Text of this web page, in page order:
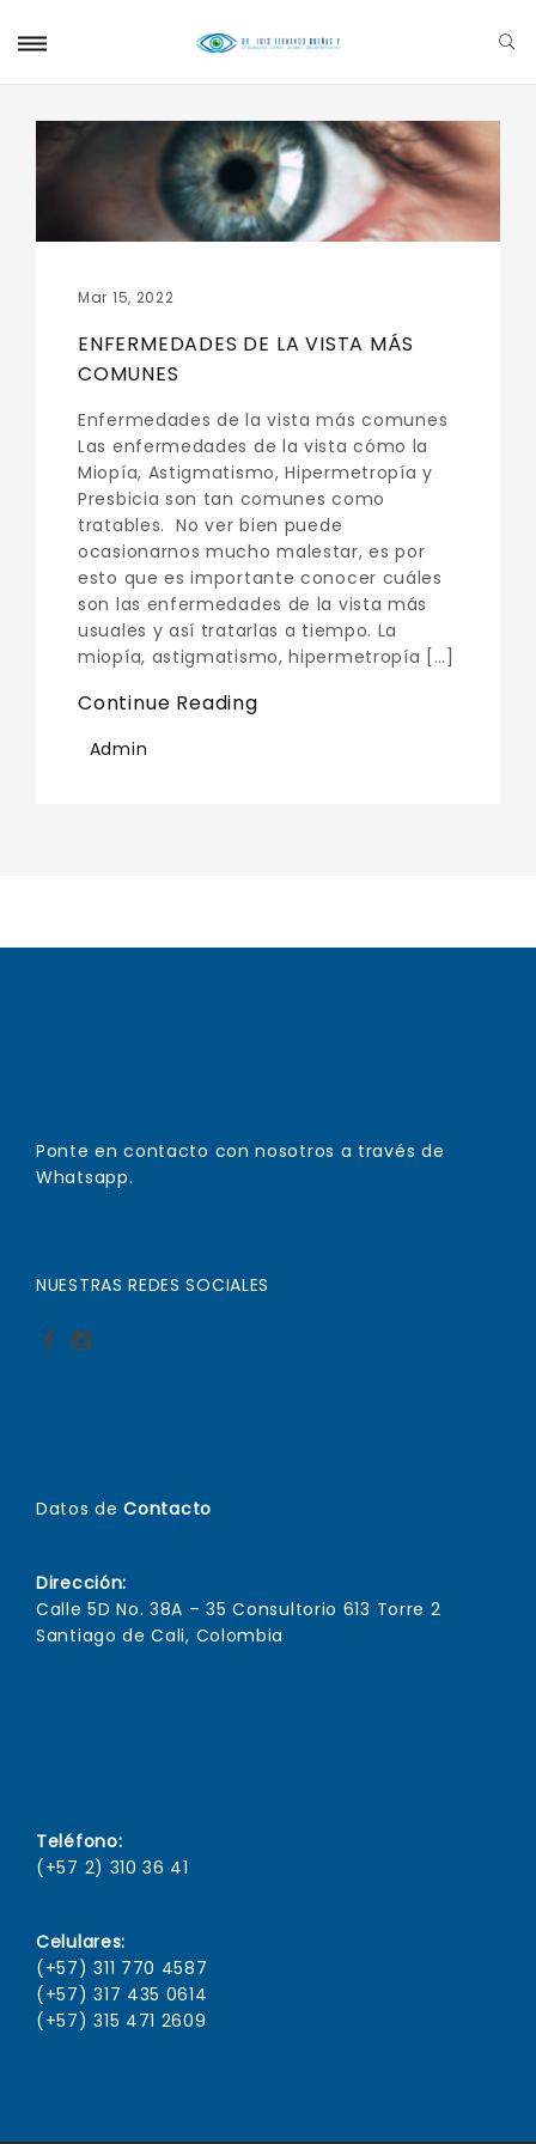
Mar 15, 2022
ENFERMEDADES DE LA VISTA MÁS
COMUNES
Enfermedades de la vista más comunes
Las enfermedades de la vista cómo la
Miopía, Astigmatismo, Hipermetropía y
Presbicia son tan comunes como
tratables. No ver bien puede
ocasionarnos mucho malestar, es por
esto que es importante conocer cuáles
son las enfermedades de la vista más
usuales y así tratarlas a tiempo. La
miopía, astigmatismo, hipermetropía […]
Continue Reading
Admin
Ponte en contacto con nosotros a través de
Whatsapp.
NUESTRAS REDES SOCIALES
Datos deContacto
Dirección:
Calle 5D No. 38A – 35 Consultorio 613 Torre 2
Santiago de Cali, Colombia
Teléfono:
(+57 2) 310 36 41
Celulares:
(+57) 311 770 4587
(+57) 317 435 0614
(+57) 315 471 2609